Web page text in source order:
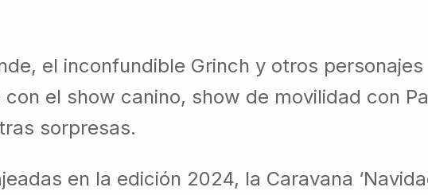
el inconfundible Grinch y otros
el show canino, show de movilidad con
sorpresas.
en la edición 2024, la Caravana